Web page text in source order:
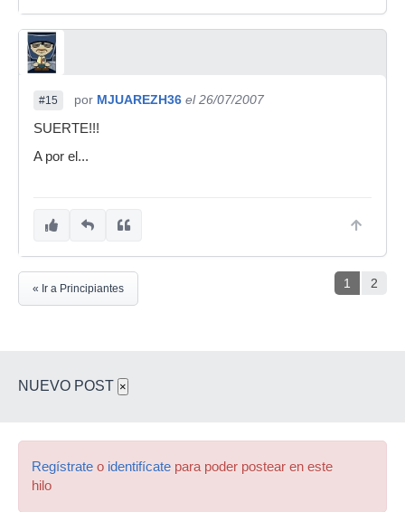
#15 por MJUAREZH36 el 26/07/2007
SUERTE!!!
A por el...
1 2
« Ir a Principiantes
NUEVO POST ×
Regístrate o identifícate para poder postear en este
hilo